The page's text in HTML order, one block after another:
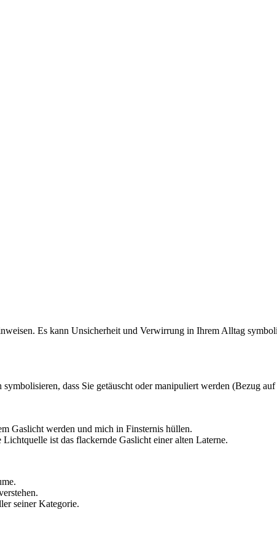
Es kann Unsicherheit und Verwirrung in Ihrem Alltag
dass Sie getäuscht oder manipuliert werden (Bezug
Gaslicht werden und mich in Finsternis hüllen.
ist das flackernde Gaslicht einer alten Laterne.
seiner Kategorie.